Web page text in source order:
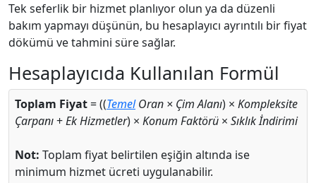
Tek seferlik bir hizmet planlıyor olun ya da düzenli
bakım yapmayı düşünün, bu hesaplayıcı ayrıntılı bir fiyat
dökümü ve tahmini süre sağlar.
Hesaplayıcıda Kullanılan Formül
Toplam Fiyat= ((TemelOran × Çim Alanı) × Kompleksite
Çarpanı+Ek Hizmetler) × Konum Faktörü × Sıklık İndirimi
Not: Toplam fiyat belirtilen eşiğin altında ise
minimum hizmet ücreti uygulanabilir.